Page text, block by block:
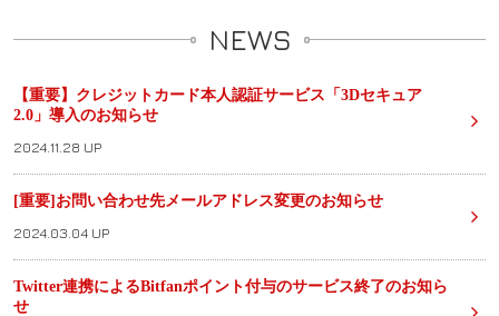
NEWS
【重要】クレジットカード本人認証サービス「3Dセキュア
2.0」導入のお知らせ
2024.11.28 UP
[重要]お問い合わせ先メールアドレス変更のお知らせ
2024.03.04 UP
Twitter連携によるBitfanポイント付与のサービス終了のお知ら
せ